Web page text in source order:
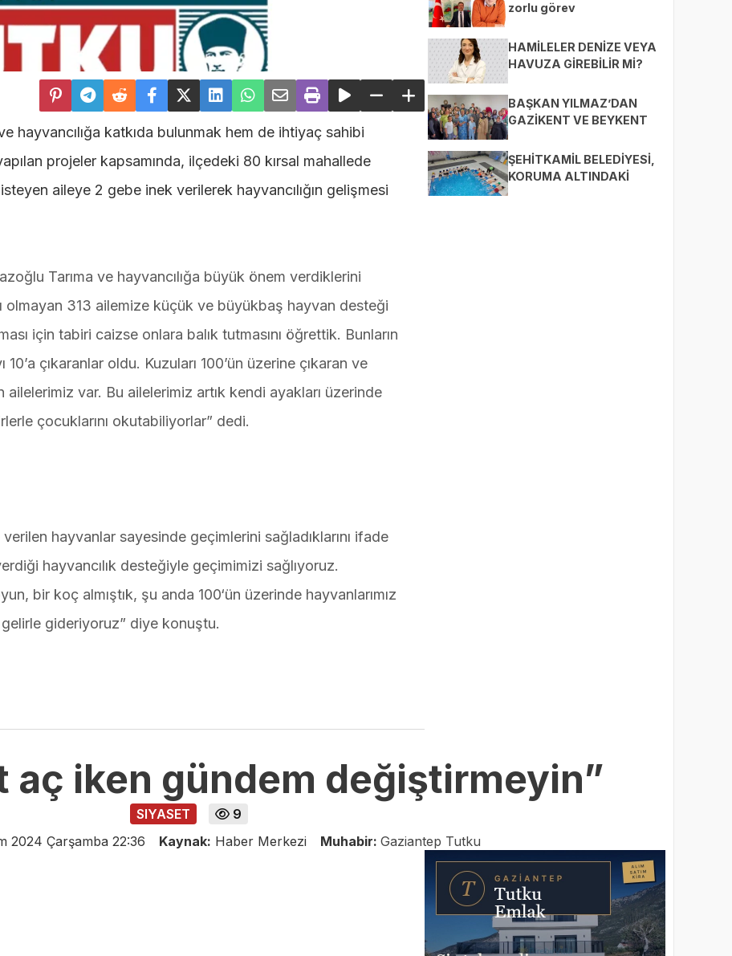
hayvancılığa katkıda bulunmak hem de ihtiyaç sahibi
projeler kapsamında, ilçedeki 80 kırsal mahallede
aileye 2 gebe inek verilerek hayvancılığın gelişmesi
Tarıma ve hayvancılığa büyük önem verdiklerini
olmayan 313 ailemize küçük ve büyükbaş hayvan desteği
için tabiri caizse onlara balık tutmasını öğrettik. Bunların
çıkaranlar oldu. Kuzuları 100’ün üzerine çıkaran ve
ailelerimiz var. Bu ailelerimiz artık kendi ayakları üzerinde
çocuklarını okutabiliyorlar” dedi.
hayvanlar sayesinde geçimlerini sağladıklarını ifade
hayvancılık desteğiyle geçimimizi sağlıyoruz.
bir koç almıştık, şu anda 100‘ün üzerinde hayvanlarımız
gideriyoruz” diye konuştu.
zorlu görev
HAMİLELER DENİZE VEYA
HAVUZA GİREBİLİR Mİ?
BAŞKAN YILMAZ’DAN
GAZİKENT VE BEYKENT
ŞEHİTKAMİL BELEDİYESİ,
KORUMA ALTINDAKİ
aç iken gündem değiştirmeyin”
SIYASET
9
2024 Çarşamba 22:36 Kaynak: Haber Merkezi Muhabir: Gaziantep Tutku